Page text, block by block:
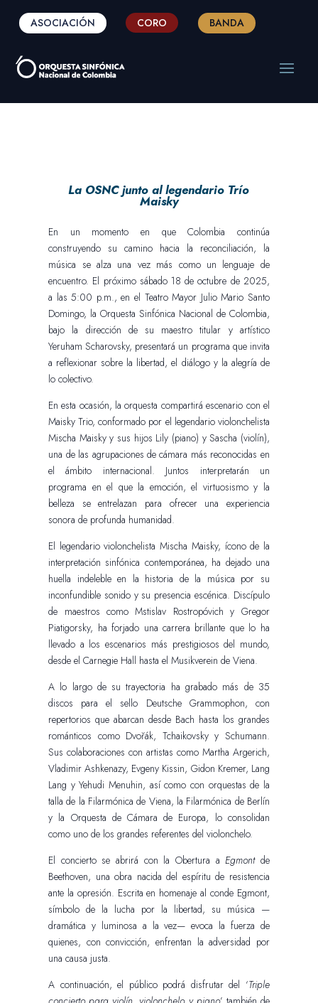
ASOCIACIÓN CORO BANDA
La OSNC junto al legendario Trío
Maisky
En un momento en que Colombia continúa
construyendo su camino hacia la reconciliación, la
música se alza una vez más como un lenguaje de
encuentro. El próximo sábado 18 de octubre de 2025,
a las 5:00 p.m., en el Teatro Mayor Julio Mario Santo
Domingo, la Orquesta Sinfónica Nacional de Colombia,
bajo la dirección de su maestro titular y artístico
Yeruham Scharovsky, presentará un programa que invita
a reflexionar sobre la libertad, el diálogo y la alegría de
lo colectivo.
En esta ocasión, la orquesta compartirá escenario con el
Maisky Trio, conformado por el legendario violonchelista
Mischa Maisky y sus hijos Lily (piano) y Sascha (violín),
una de las agrupaciones de cámara más reconocidas en
el ámbito internacional. Juntos interpretarán un
programa en el que la emoción, el virtuosismo y la
belleza se entrelazan para ofrecer una experiencia
sonora de profunda humanidad.
El legendario violonchelista Mischa Maisky, ícono de la
interpretación sinfónica contemporánea, ha dejado una
huella indeleble en la historia de la música por su
inconfundible sonido y su presencia escénica. Discípulo
de maestros como Mstislav Rostropóvich y Gregor
Piatigorsky, ha forjado una carrera brillante que lo ha
llevado a los escenarios más prestigiosos del mundo,
desde el Carnegie Hall hasta el Musikverein de Viena.
A lo largo de su trayectoria ha grabado más de 35
discos para el sello Deutsche Grammophon, con
repertorios que abarcan desde Bach hasta los grandes
románticos como Dvořák, Tchaikovsky y Schumann.
Sus colaboraciones con artistas como Martha Argerich,
Vladimir Ashkenazy, Evgeny Kissin, Gidon Kremer, Lang
Lang y Yehudi Menuhin, así como con orquestas de la
talla de la Filarmónica de Viena, la Filarmónica de Berlín
y la Orquesta de Cámara de Europa, lo consolidan
como uno de los grandes referentes del violonchelo.
El concierto se abrirá con la Obertura aEgmontde
Beethoven, una obra nacida del espíritu de resistencia
ante la opresión. Escrita en homenaje al conde Egmont,
símbolo de la lucha por la libertad, su música —
dramática y luminosa a la vez— evoca la fuerza de
quienes, con convicción, enfrentan la adversidad por
una causa justa.
A continuación, el público podrá disfrutar del ‘Triple